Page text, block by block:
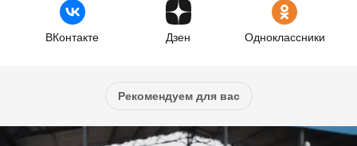
ВКонтакте Дзен Одноклассники
Рекомендуем для вас